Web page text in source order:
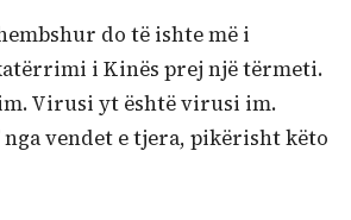
do të ishte më i
i Kinës prej një tërmeti.
Virusi yt është virusi im.
nga vendet e tjera, pikërisht këto